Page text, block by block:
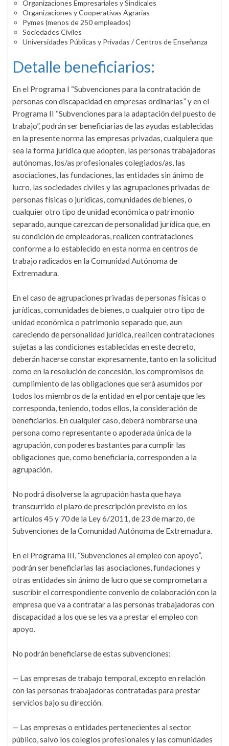
Organizaciones Empresariales y Sindicales
Organizaciones y Cooperativas Agrarias
Pymes (menos de 250 empleados)
Sociedades Civiles
Universidades Públicas y Privadas / Centros de Enseñanza
Detalle beneficiarios:
En el Programa I “Subvenciones para la contratación de
personas con discapacidad en empresas ordinarias” y en el
Programa II “Subvenciones para la adaptación del puesto de
trabajo”, podrán ser beneficiarias de las ayudas establecidas
en la presente norma las empresas privadas, cualquiera que
sea la forma jurídica que adopten, las personas trabajadoras
autónomas, los/as profesionales colegiados/as, las
asociaciones, las fundaciones, las entidades sin ánimo de
lucro, las sociedades civiles y las agrupaciones privadas de
personas físicas o jurídicas, comunidades de bienes, o
cualquier otro tipo de unidad económica o patrimonio
separado, aunque carezcan de personalidad jurídica que, en
su condición de empleadoras, realicen contrataciones
conforme a lo establecido en esta norma en centros de
trabajo radicados en la Comunidad Autónoma de
Extremadura.
En el caso de agrupaciones privadas de personas físicas o
jurídicas, comunidades de bienes, o cualquier otro tipo de
unidad económica o patrimonio separado que, aun
careciendo de personalidad jurídica, realicen contrataciones
sujetas a las condiciones establecidas en este decreto,
deberán hacerse constar expresamente, tanto en la solicitud
como en la resolución de concesión, los compromisos de
cumplimiento de las obligaciones que será asumidos por
todos los miembros de la entidad en el porcentaje que les
corresponda, teniendo, todos ellos, la consideración de
beneficiarios. En cualquier caso, deberá nombrarse una
persona como representante o apoderada única de la
agrupación, con poderes bastantes para cumplir las
obligaciones que, como beneficiaria, corresponden a la
agrupación.
No podrá disolverse la agrupación hasta que haya
transcurrido el plazo de prescripción previsto en los
artículos 45 y 70 de la Ley 6/2011, de 23 de marzo, de
Subvenciones de la Comunidad Autónoma de Extremadura.
En el Programa III, “Subvenciones al empleo con apoyo”,
podrán ser beneficiarias las asociaciones, fundaciones y
otras entidades sin ánimo de lucro que se comprometan a
suscribir el correspondiente convenio de colaboración con la
empresa que va a contratar a las personas trabajadoras con
discapacidad a los que se les va a prestar el empleo con
apoyo.
No podrán beneficiarse de estas subvenciones:
— Las empresas de trabajo temporal, excepto en relación
con las personas trabajadoras contratadas para prestar
servicios bajo su dirección.
— Las empresas o entidades pertenecientes al sector
público, salvo los colegios profesionales y las comunidades